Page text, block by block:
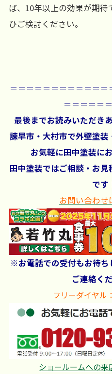
ば、10年以上の効果が期
ひご検討ください。
＝＝＝＝＝＝＝＝＝＝＝
＝＝＝＝＝
最後までお読みいただき
諫早市・大村市で外壁塗
お気軽に田中塗装に
田中塗装ではご相談・お
です
お問い合わせ
※お電話での受付もお待ち
ご連絡く
フリーダイヤル：
ショールームへの来